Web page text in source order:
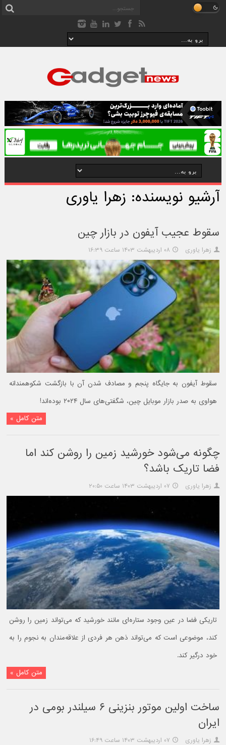
آرشیو نویسنده: زهرا یاوری
سقوط عجیب آیفون در بازار چین
زهرا یاوری ۰۸ اردیبهشت ۱۴۰۳ ساعت ۱۶:۳۹
سقوط آیفون به جایگاه پنجم و مصادف شدن آن با بازگشت شکوهمندانه
هواوی به صدر بازار موبایل چین، شگفتی‌های سال ۲۰۲۴ بوده‌اند!
متن کامل »
چگونه می‌شود خورشید زمین را روشن کند اما
فضا تاریک باشد؟
زهرا یاوری ۰۷ اردیبهشت ۱۴۰۳ ساعت ۲۰:۵۰
تاریکی فضا در عین وجود ستاره‌ای مانند خورشید که می‌تواند زمین را روشن
کند، موضوعی است که می‌تواند ذهن هر فردی از علاقه‌مندان به نجوم را به
خود درگیر کند.
متن کامل »
ساخت اولین موتور بنزینی ۶ سیلندر بومی در
ایران
زهرا یاوری ۰۷ اردیبهشت ۱۴۰۳ ساعت ۱۶:۴۹